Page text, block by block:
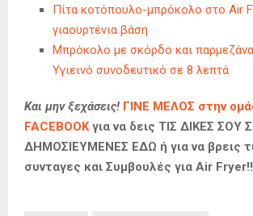
Πίτα κοτόπουλο-μπρόκολο στο Air
γιαουρτένια βάση
Μπρόκολο με σκόρδο και
Υγιεινό συνοδευτικό σε 8 λεπτά
Και μην ξεχάσεις! ΓΙΝΕ ΜΕΛΟΣ στην
FACEBOOKγια να δεις ΤΙΣ ΔΙΚΕΣ ΣΟΥ
ΔΗΜΟΣΙΕΥΜΕΝΕΣ ΕΔΩ ή για να βρεις
συνταγες και Συμβουλές για Air Fryer!!